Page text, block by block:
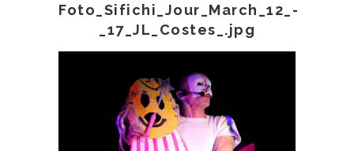
Foto_Sifichi_Jour_March_12_-
_17_JL_Costes_.jpg